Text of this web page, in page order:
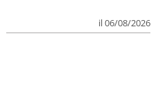
il 06/08/2026